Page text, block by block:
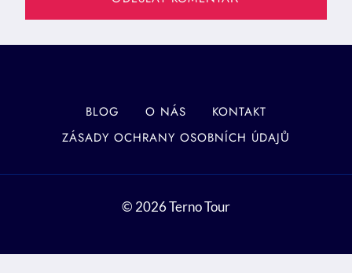
BLOG O NÁS
KONTAKT
ZÁSADY OCHRANY OSOBNÍCH ÚDAJŮ
© 2026 Terno Tour